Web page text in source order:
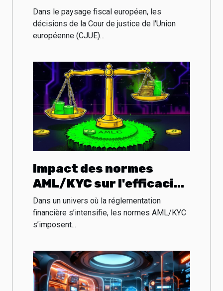
droit fiscal national
Dans le paysage fiscal européen, les
décisions de la Cour de justice de l'Union
européenne (CJUE)...
Impact des normes
AML/KYC sur l'efficacité
du minage de
cryptomonnaies
Dans un univers où la réglementation
financière s’intensifie, les normes AML/KYC
s’imposent...